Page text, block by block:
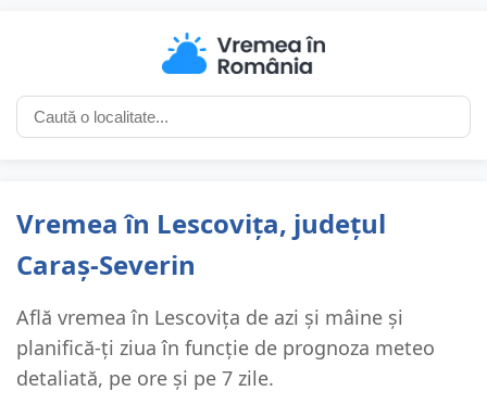
Vremea în Lescovița, județul
Caraș-Severin
Află vremea în Lescovița de azi și mâine și
planifică-ți ziua în funcție de prognoza meteo
detaliată, pe ore și pe 7 zile.